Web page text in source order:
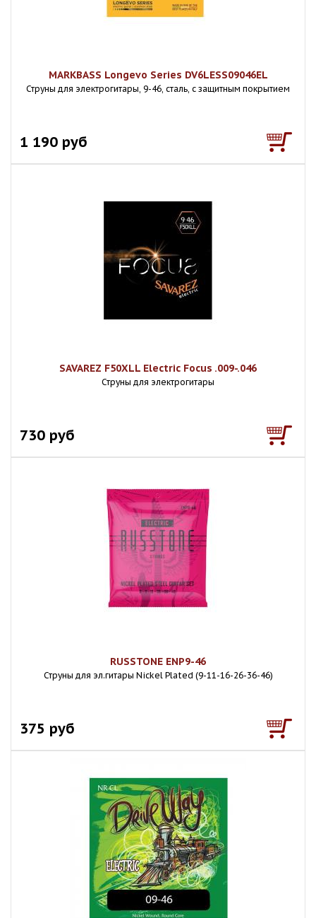
MARKBASS Longevo Series DV6LESS09046EL
Струны для электрогитары, 9-46, сталь, с защитным покрытием
1 190 руб
SAVAREZ F50XLL Electric Focus .009-.046
Струны для электрогитары
730 руб
RUSSTONE ENP9-46
Струны для эл.гитары Nickel Plated (9-11-16-26-36-46)
375 руб